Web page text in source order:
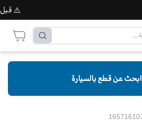
⚠️ قبل
ابحث عن قطع بالسيارة